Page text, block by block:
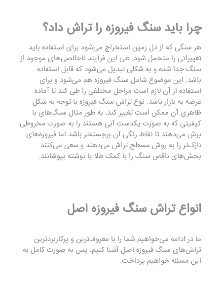
چرا باید سنگ فیروزه را تراش داد؟
هر سنگی که از دل زمین استخراج می‌شود برای استفاده باید
تغییراتی را متحمل شود. طی این فرآیند ناخالصی‌های موجود از
سنگ جدا شده و به شکلی تبدیل می‌شود که قابل استفاده
باشد. این موضوع شامل سنگ فیروزه هم می‌شود و برای
استفاده از آن لازم است مراحل مختلفی را طی کند تا آماده
عرضه به بازار باشد. نوع تراش سنگ فیروزه با توجه به شکل
ظاهری آن ممکن است تغییر کند، به طور مثال سنگ‌های با
کیفیتی که به صورت یکدست آبی هستند را به صورت مخروطی
برش می‌دهند تا نقاط رنگی آن برجسته‌تر باشد اما فیروزه‌های
نازک‌تر را به روش مسطح تراش می‌دهند و سعی می‌کنند
بخش‌های ناقص سنگ را با کمک طلا یا نوشته بپوشانند.
انواع تراش سنگ فیروزه اصل
ما در ادامه می‌خواهیم شما را با معروف‌ترین و پرکاربردترین
تراش‌های سنگ فیروزه اصل آشنا کنیم، پس به صورت کامل به
این مسئله خواهیم پرداخت.